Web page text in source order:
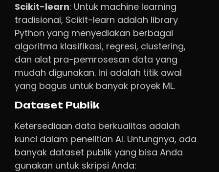
Scikit-learn: Untuk machine learning
tradisional, Scikit-learn adalah library
Python yang menyediakan berbagai
algoritma klasifikasi, regresi, clustering,
dan alat pra-pemrosesan data yang
mudah digunakan. Ini adalah titik awal
yang bagus untuk banyak proyek ML.
Dataset Publik
Ketersediaan data berkualitas adalah
kunci dalam penelitian AI. Untungnya, ada
banyak dataset publik yang bisa Anda
gunakan untuk skripsi Anda: